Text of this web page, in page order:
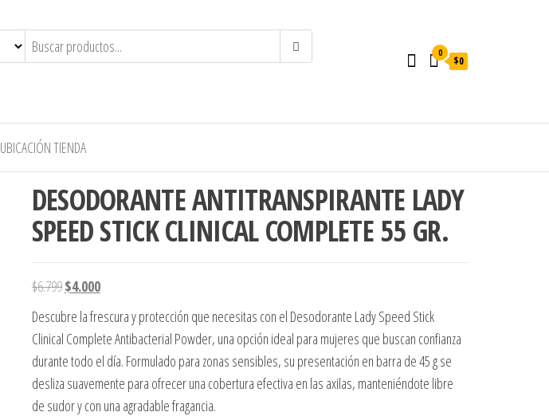
0
$0
UBICACIÓN TIENDA
DESODORANTE ANTITRANSPIRANTE LADY
SPEED STICK CLINICAL COMPLETE 55 GR.
$6.799El precio original era: $6.799.
$4.000El precio actual es: $4.000.
Descubre la frescura y protección que necesitas con el Desodorante Lady Speed Stick
Clinical Complete Antibacterial Powder, una opción ideal para mujeres que buscan confianza
durante todo el día. Formulado para zonas sensibles, su presentación en barra de 45 g se
desliza suavemente para ofrecer una cobertura efectiva en las axilas, manteniéndote libre
de sudor y con una agradable fragancia.